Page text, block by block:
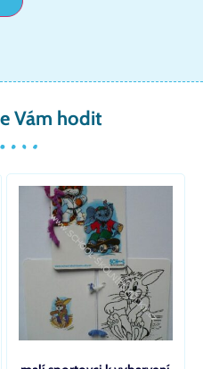
Vám hodit